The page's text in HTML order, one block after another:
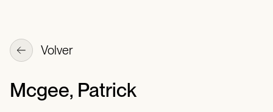
Volver
Mcgee, Patrick